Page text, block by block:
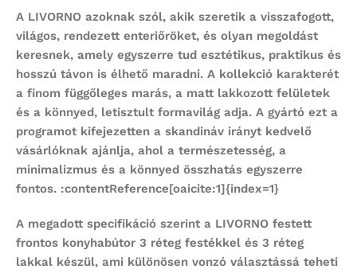
A LIVORNO azoknak szól, akik szeretik a visszafogott,
világos, rendezett enteriőröket, és olyan megoldást
keresnek, amely egyszerre tud esztétikus, praktikus és
hosszú távon is élhető maradni. A kollekció karakterét
a finom függőleges marás, a matt lakkozott felületek
és a könnyed, letisztult formavilág adja. A gyártó ezt a
programot kifejezetten a skandináv irányt kedvelő
vásárlóknak ajánlja, ahol a természetesség, a
minimalizmus és a könnyed összhatás egyszerre
fontos. :contentReference[oaicite:1]{index=1}
A megadott specifikáció szerint a LIVORNO festett
frontos konyhabútor 3 réteg festékkel és 3 réteg
lakkal készül, ami különösen vonzó választássá teheti